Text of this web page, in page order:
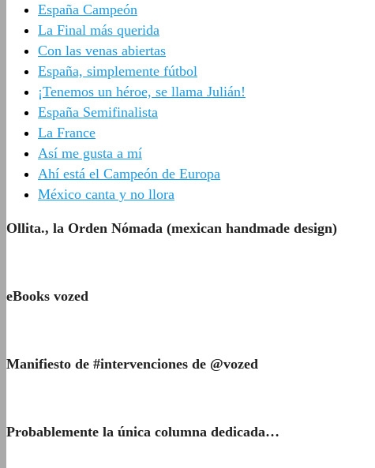
España Campeón
La Final más querida
Con las venas abiertas
España, simplemente fútbol
¡Tenemos un héroe, se llama Julián!
España Semifinalista
La France
Así me gusta a mí
Ahí está el Campeón de Europa
México canta y no llora
Ollita., la Orden Nómada (mexican handmade design)
eBooks vozed
Manifiesto de #intervenciones de @vozed
Probablemente la única columna dedicada…